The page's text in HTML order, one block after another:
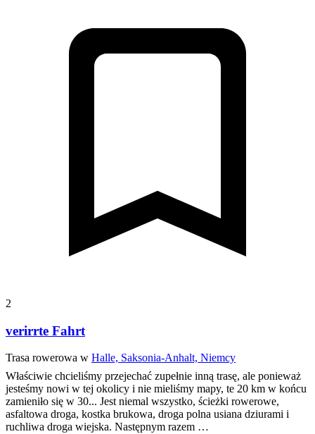
2
verirrte Fahrt
Trasa rowerowa w Halle, Saksonia-Anhalt, Niemcy
Właściwie chcieliśmy przejechać zupełnie inną trasę, ale ponieważ
jesteśmy nowi w tej okolicy i nie mieliśmy mapy, te 20 km w końcu
zamieniło się w 30... Jest niemal wszystko, ścieżki rowerowe,
asfaltowa droga, kostka brukowa, droga polna usiana dziurami i
ruchliwa droga wiejska. Następnym razem …